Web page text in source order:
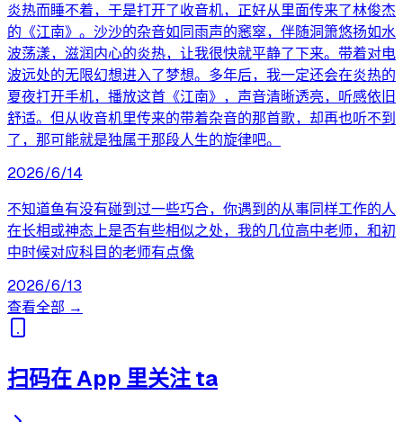
炎热而睡不着，于是打开了收音机，正好从里面传来了林俊杰
的《江南》。沙沙的杂音如同雨声的窸窣，伴随洞箫悠扬如水
波荡漾，滋润内心的炎热，让我很快就平静了下来。带着对电
波远处的无限幻想进入了梦想。多年后，我一定还会在炎热的
夏夜打开手机，播放这首《江南》，声音清晰透亮，听感依旧
舒适。但从收音机里传来的带着杂音的那首歌，却再也听不到
了，那可能就是独属于那段人生的旋律吧。
2026/6/14
不知道鱼有没有碰到过一些巧合，你遇到的从事同样工作的人
在长相或神态上是否有些相似之处，我的几位高中老师，和初
中时候对应科目的老师有点像
2026/6/13
查看全部 →
扫码在 App 里关注 ta